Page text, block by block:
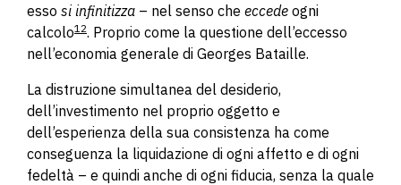
esso si infinitizza – nel senso che eccede ogni
calcolo12. Proprio come la questione dell’eccesso
nell’economia generale di Georges Bataille.
La distruzione simultanea del desiderio,
dell’investimento nel proprio oggetto e
dell’esperienza della sua consistenza ha come
conseguenza la liquidazione di ogni affetto e di ogni
fedeltà – e quindi anche di ogni fiducia, senza la quale